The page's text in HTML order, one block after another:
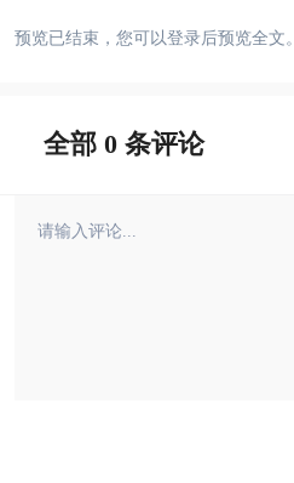
预览已结束，您可以登录后预览全文。
全部 0 条评论